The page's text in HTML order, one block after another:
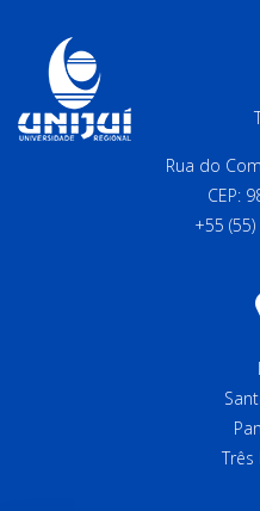
Rua do
CEP:
+55
Três